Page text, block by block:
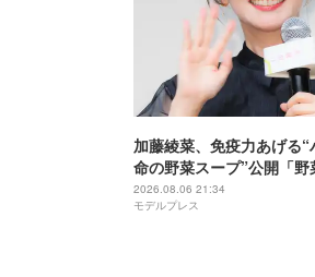
加藤綾菜、免疫力あげる
命の野菜スープ”公開「野
美味しそう」「栄養満点で
響
2026.08.06 21:34
モデルプレス